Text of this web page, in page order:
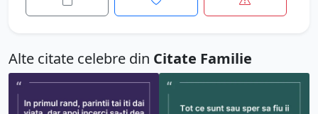
Alte citate celebre din Citate Familie